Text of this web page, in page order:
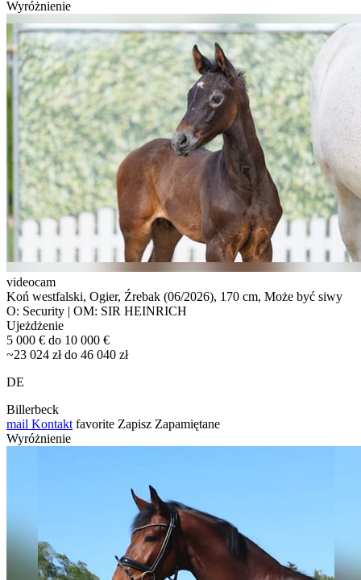
Wyróżnienie
videocam
Koń westfalski, Ogier, Źrebak (06/2026), 170 cm, Może być siwy
O: Security | OM: SIR HEINRICH
Ujeżdżenie
5 000 € do 10 000 €
~23 024 zł do 46 040 zł
DE
Billerbeck
mail Kontakt favorite Zapisz Zapamiętane
Wyróżnienie